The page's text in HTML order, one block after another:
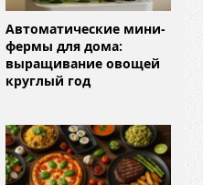
Автоматические мини-
фермы для дома:
выращивание овощей
круглый год